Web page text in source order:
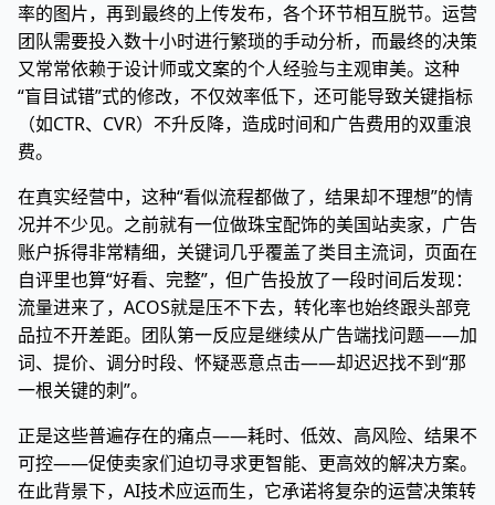
率的图片，再到最终的上传发布，各个环节相互脱节。运营
团队需要投入数十小时进行繁琐的手动分析，而最终的决策
又常常依赖于设计师或文案的个人经验与主观审美。这种
“盲目试错”式的修改，不仅效率低下，还可能导致关键指标
（如CTR、CVR）不升反降，造成时间和广告费用的双重浪
费。
在真实经营中，这种“看似流程都做了，结果却不理想”的情
况并不少见。之前就有一位做珠宝配饰的美国站卖家，广告
账户拆得非常精细，关键词几乎覆盖了类目主流词，页面在
自评里也算“好看、完整”，但广告投放了一段时间后发现：
流量进来了，ACOS就是压不下去，转化率也始终跟头部竞
品拉不开差距。团队第一反应是继续从广告端找问题——加
词、提价、调分时段、怀疑恶意点击——却迟迟找不到“那
一根关键的刺”。
正是这些普遍存在的痛点——耗时、低效、高风险、结果不
可控——促使卖家们迫切寻求更智能、更高效的解决方案。
在此背景下，AI技术应运而生，它承诺将复杂的运营决策转